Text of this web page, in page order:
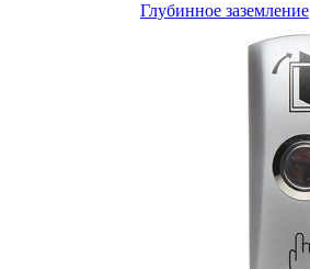
Глубинное заземление